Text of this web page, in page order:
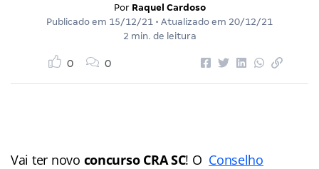
Por Raquel Cardoso
Publicado em 15/12/21 • Atualizado em 20/12/21
2 min. de leitura
0 0
Vai ter novo concurso CRA SC! O Conselho